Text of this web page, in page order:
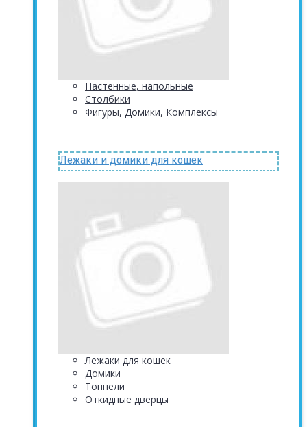
Настенные, напольные
Столбики
Фигуры, Домики, Комплексы
Лежаки и домики для кошек
Лежаки для кошек
Домики
Тоннели
Откидные дверцы